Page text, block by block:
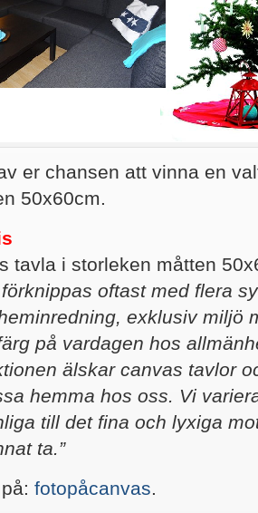
er chansen att vinna en
50x60cm.
tavla i storleken måtten
oftast med flera
exklusiv miljö
på vardagen hos
älskar canvas tavlor
hemma hos oss. Vi
till det fina och lyxiga
ta.”
fotopåcanvas.